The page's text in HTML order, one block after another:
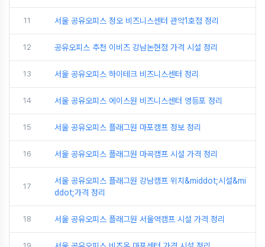
11 서울 공유오피스 정오 비즈니스센터 관악1호점 정리
12 공유오피스 추천 이비즈 강남논현점 가격 시설 정리
13 서울 공유오피스 하이테크 비즈니스센터 정리
14 서울 공유오피스 에이스원 비즈니스센터 영등포 정리
15 서울 공유오피스 플래그원 마포캠프 정보 정리
16 서울 공유오피스 플래그원 마곡캠프 시설 가격 정리
17
서울 공유오피스 플래그원 강남캠프 위치&middot;시설&mi
ddot;가격 정리
18 서울 공유오피스 플래그원 서울역캠프 시설 가격 정리